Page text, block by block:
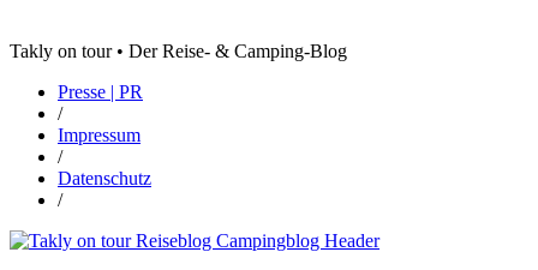
Takly on tour • Der Reise- & Camping-Blog
Presse | PR
/
Impressum
/
Datenschutz
/